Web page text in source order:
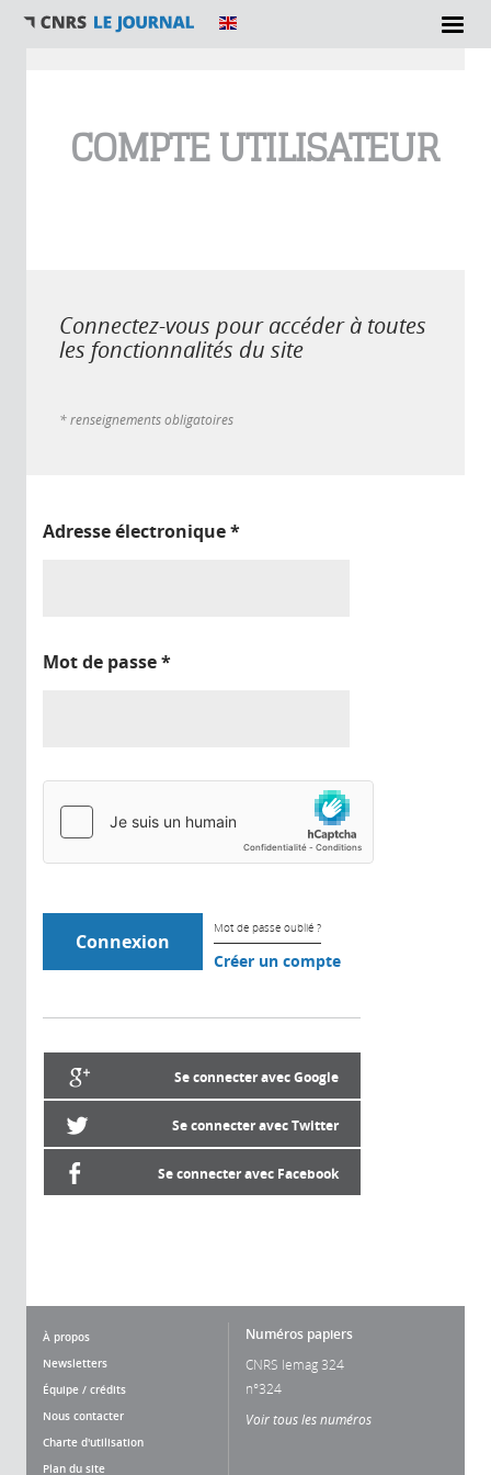
COMPTE UTILISATEUR
Connectez-vous pour accéder à toutes
les fonctionnalités du site
* renseignements obligatoires
Adresse électronique*
Mot de passe*
Mot de passe oublié ?
Créer un compte
Se connecter avec Google
Se connecter avec Twitter
Se connecter avec Facebook
À propos
Newsletters
Équipe / crédits
Nous contacter
Charte d'utilisation
Plan du site
Numéros papiers
CNRS lemag 324
n°324
Voir tous les numéros